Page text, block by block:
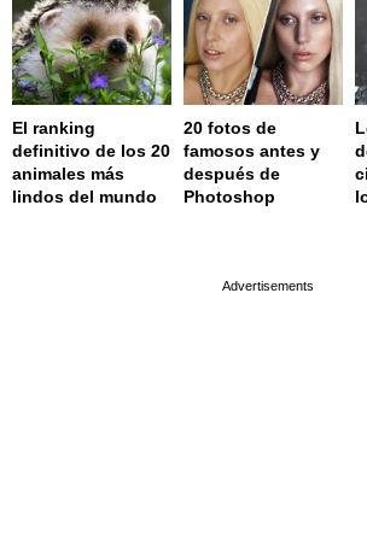
El ranking
definitivo de los 20
animales más
lindos del mundo
20 fotos de
famosos antes y
después de
Photoshop